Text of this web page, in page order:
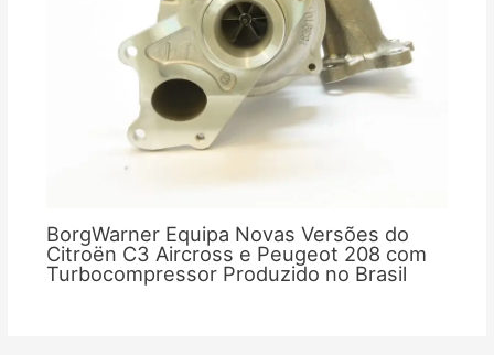
BorgWarner Equipa Novas Versões do
Citroën C3 Aircross e Peugeot 208 com
Turbocompressor Produzido no Brasil